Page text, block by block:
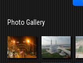
Photo Gallery